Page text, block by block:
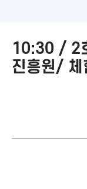
10:30 / 2
진흥원/ 체